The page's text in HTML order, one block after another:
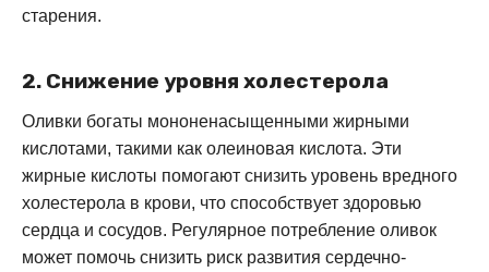
старения.
2. Снижение уровня холестерола
Оливки богаты мононенасыщенными жирными
кислотами, такими как олеиновая кислота. Эти
жирные кислоты помогают снизить уровень вредного
холестерола в крови, что способствует здоровью
сердца и сосудов. Регулярное потребление оливок
может помочь снизить риск развития сердечно-